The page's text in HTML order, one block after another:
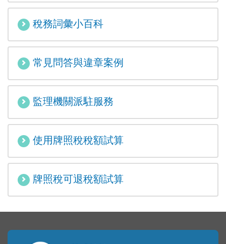
稅務詞彙小百科
常見問答與違章案例
監理機關派駐服務
使用牌照稅稅額試算
牌照稅可退稅額試算